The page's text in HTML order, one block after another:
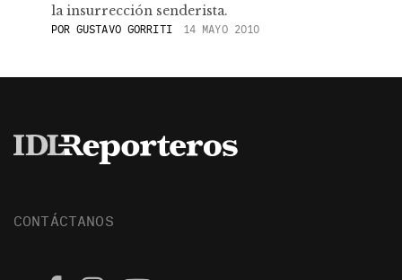
la insurrección senderista.
POR GUSTAVO GORRITI 14 MAYO 2010
CONTÁCTANOS